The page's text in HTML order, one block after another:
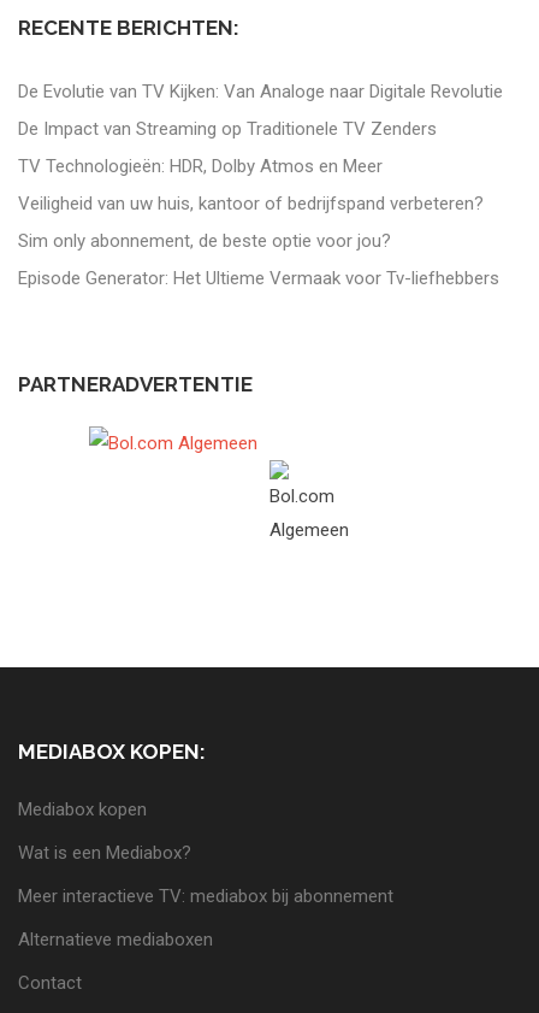
RECENTE BERICHTEN:
De Evolutie van TV Kijken: Van Analoge naar Digitale Revolutie
De Impact van Streaming op Traditionele TV Zenders
TV Technologieën: HDR, Dolby Atmos en Meer
Veiligheid van uw huis, kantoor of bedrijfspand verbeteren?
Sim only abonnement, de beste optie voor jou?
Episode Generator: Het Ultieme Vermaak voor Tv-liefhebbers
PARTNERADVERTENTIE
MEDIABOX KOPEN:
Mediabox kopen
Wat is een Mediabox?
Meer interactieve TV: mediabox bij abonnement
Alternatieve mediaboxen
Contact